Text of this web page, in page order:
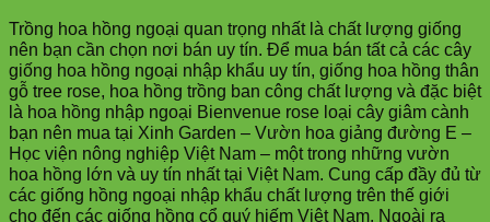
Trồng hoa hồng ngoại quan trọng nhất là chất lượng giống
nên bạn cần chọn nơi bán uy tín. Để mua bán tất cả các cây
giống hoa hồng ngoại nhập khẩu uy tín, giống hoa hồng thân
gỗ tree rose, hoa hồng trồng ban công chất lượng và đặc biệt
là hoa hồng nhập ngoại Bienvenue rose loại cây giâm cành
bạn nên mua tại Xinh Garden – Vườn hoa giảng đường E –
Học viện nông nghiệp Việt Nam – một trong những vườn
hoa hồng lớn và uy tín nhất tại Việt Nam. Cung cấp đầy đủ từ
các giống hồng ngoại nhập khẩu chất lượng trên thế giới
cho đến các giống hồng cổ quý hiếm Việt Nam. Ngoài ra